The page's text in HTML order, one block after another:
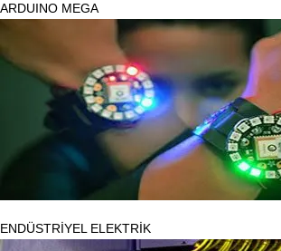
ARDUINO MEGA
ENDÜSTRİYEL ELEKTRİK